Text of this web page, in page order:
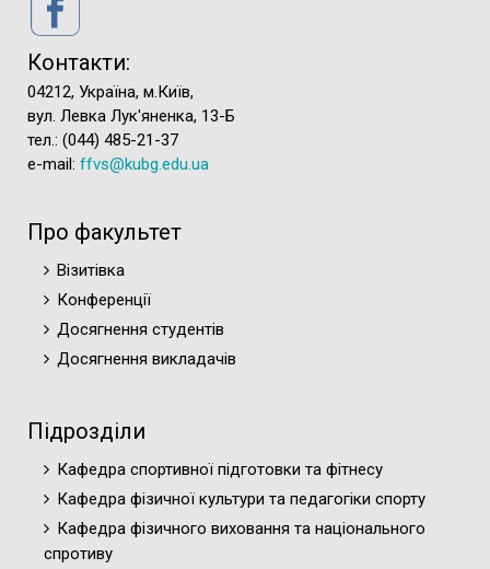
Контакти:
04212, Україна, м.Київ,
вул. Левка Лук'яненка, 13-Б
тел.: (044) 485-21-37
e-mail: ffvs@kubg.edu.ua
Про факультет
Візитівка
Конференції
Досягнення студентів
Досягнення викладачів
Підрозділи
Кафедра спортивної підготовки та фітнесу
Кафедра фізичної культури та педагогіки спорту
Кафедра фізичного виховання та національного
спротиву